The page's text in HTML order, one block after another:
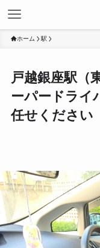
ホーム 駅
戸越銀座駅（
ーパードライ
任せください